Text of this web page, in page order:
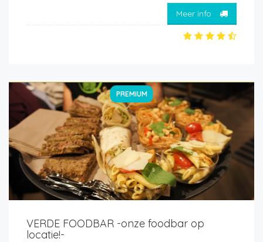
Meer info
PREMIUM
VERDE FOODBAR -onze foodbar op
locatie!-